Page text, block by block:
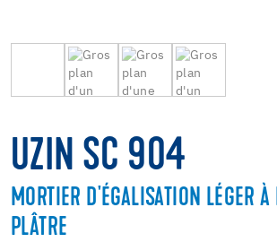
UZIN SC 904
MORTIER D'ÉGALISATION LÉGER À
PLÂTRE